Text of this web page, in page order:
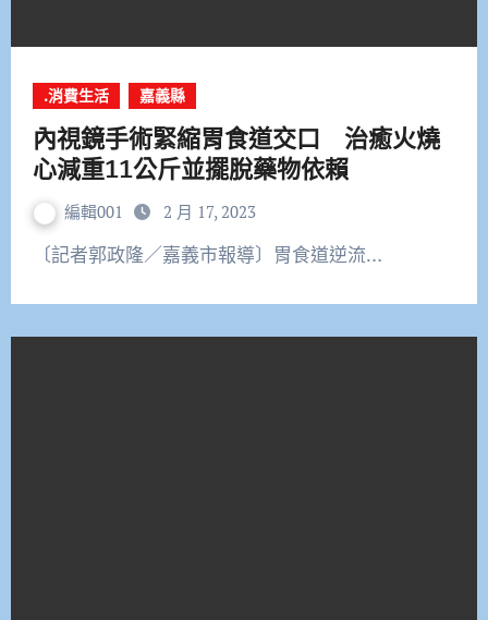
.消費生活 嘉義縣
內視鏡手術緊縮胃食道交口 治癒火燒
心減重11公斤並擺脫藥物依賴
編輯001 2 月 17, 2023
〔記者郭政隆／嘉義市報導〕胃食道逆流…